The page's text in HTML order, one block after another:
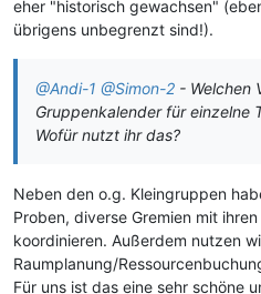
eher "historisch gewachsen"
übrigens unbegrenzt sind!).
@Andi-1 @Simon-2 - Welchen
Gruppenkalender für einzelne
Wofür nutzt ihr das?
Neben den o.g. Kleingruppen
Proben, diverse Gremien mit
koordinieren. Außerdem nutzen
Raumplanung/
Für uns ist das eine sehr schöne